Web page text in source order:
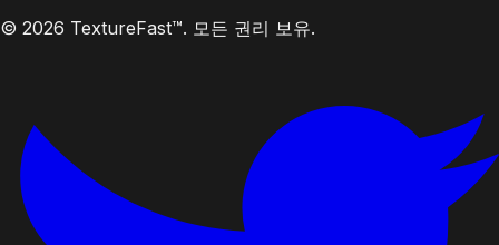
© 2026 TextureFast™. 모든 권리 보유.